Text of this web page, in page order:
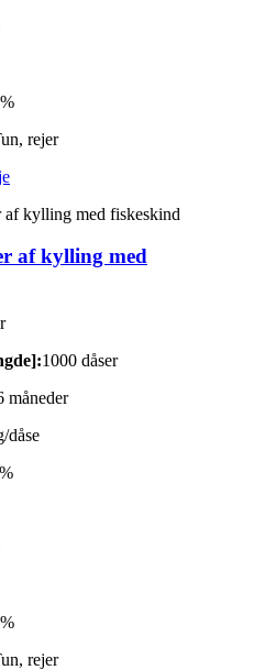
rejer
af kylling med
1000 dåser
måneder
dåse
rejer